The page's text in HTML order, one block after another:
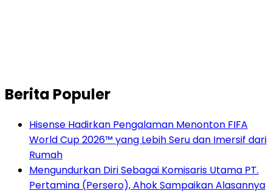
Berita Populer
Hisense Hadirkan Pengalaman Menonton FIFA
World Cup 2026™ yang Lebih Seru dan Imersif dari
Rumah
Mengundurkan Diri Sebagai Komisaris Utama PT.
Pertamina (Persero), Ahok Sampaikan Alasannya